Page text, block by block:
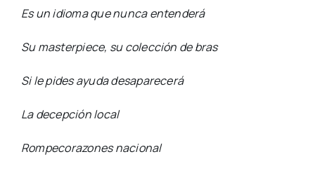
Es un idioma que nunca entenderá
Su masterpiece, su colección de bras
Si le pides ayuda desaparecerá
La decepción local
Rompecorazones nacional